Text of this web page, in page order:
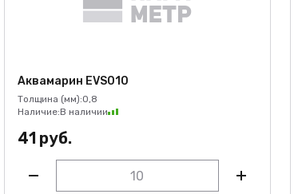
Аквамарин EVS010
Толщина (мм):0,8
Наличие:В наличии
41 руб.